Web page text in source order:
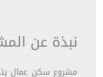
نبذة عن